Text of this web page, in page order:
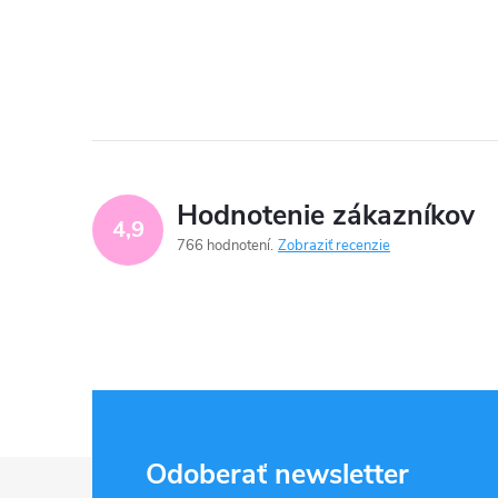
4,9 Hodnotenie zákazníkov
766 hodnotení Zobraziť recenzie
Odoberať newsletter